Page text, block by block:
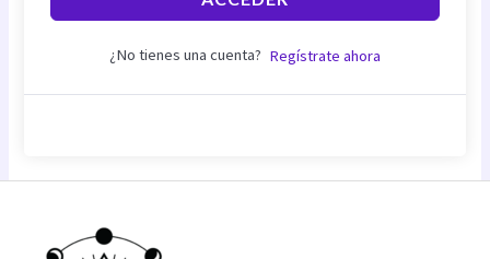
¿No tienes una cuenta? Regístrate ahora